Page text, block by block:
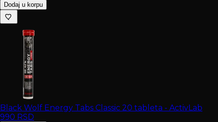
Dodaj u korpu
Black Wolf Energy Tabs Classic 20 tableta - ActivLab
990 RSD